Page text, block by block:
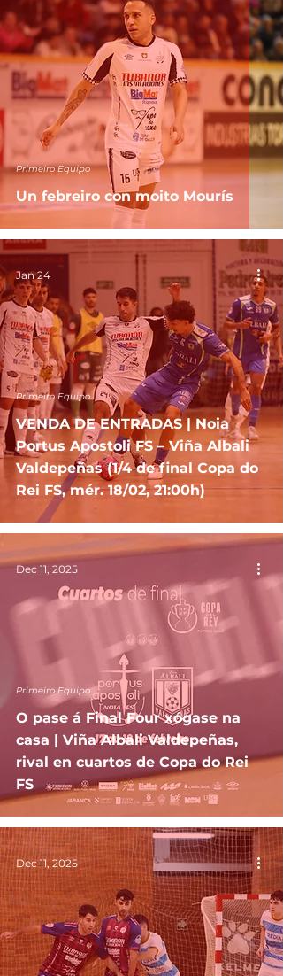
Un febreiro con moito Mourís
Primeiro Equipo
VENDA DE ENTRADAS | Noia
Portus Apostoli FS – Viña Albali
Valdepeñas (1/4 de final Copa do
Rei FS, mér. 18/02, 21:00h)
Primeiro Equipo
Jan 24
O pase á Final Four xógase na
casa | Viña Albali Valdepeñas,
rival en cuartos de Copa do Rei
FS
Primeiro Equipo
Dec 11, 2025
Dec 11, 2025